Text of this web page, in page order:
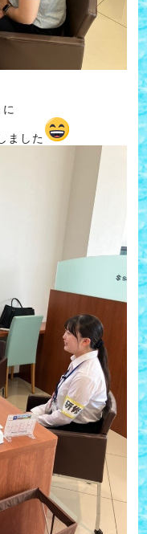
ました